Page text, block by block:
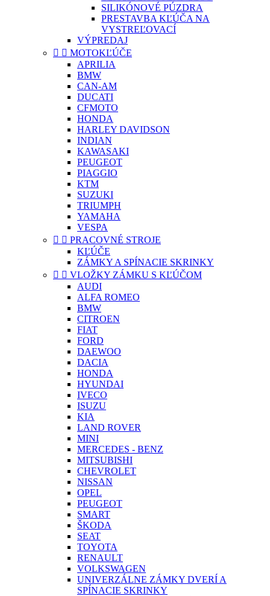
SILIKÓNOVÉ PÚZDRA
PRESTAVBA KĽÚČA NA
VYSTREĽOVACÍ
VÝPREDAJ
  MOTOKĽÚČE
APRILIA
BMW
CAN-AM
DUCATI
CFMOTO
HONDA
HARLEY DAVIDSON
INDIAN
KAWASAKI
PEUGEOT
PIAGGIO
KTM
SUZUKI
TRIUMPH
YAMAHA
VESPA
  PRACOVNÉ STROJE
KĽÚČE
ZÁMKY A SPÍNACIE SKRINKY
  VLOŽKY ZÁMKU S KĽÚČOM
AUDI
ALFA ROMEO
BMW
CITROEN
FIAT
FORD
DAEWOO
DACIA
HONDA
HYUNDAI
IVECO
ISUZU
KIA
LAND ROVER
MINI
MERCEDES - BENZ
MITSUBISHI
CHEVROLET
NISSAN
OPEL
PEUGEOT
SMART
ŠKODA
SEAT
TOYOTA
RENAULT
VOLKSWAGEN
UNIVERZÁLNE ZÁMKY DVERÍ A
SPÍNACIE SKRINKY